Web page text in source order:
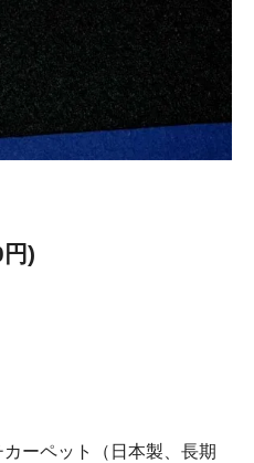
)
ーペット（日本製、長期